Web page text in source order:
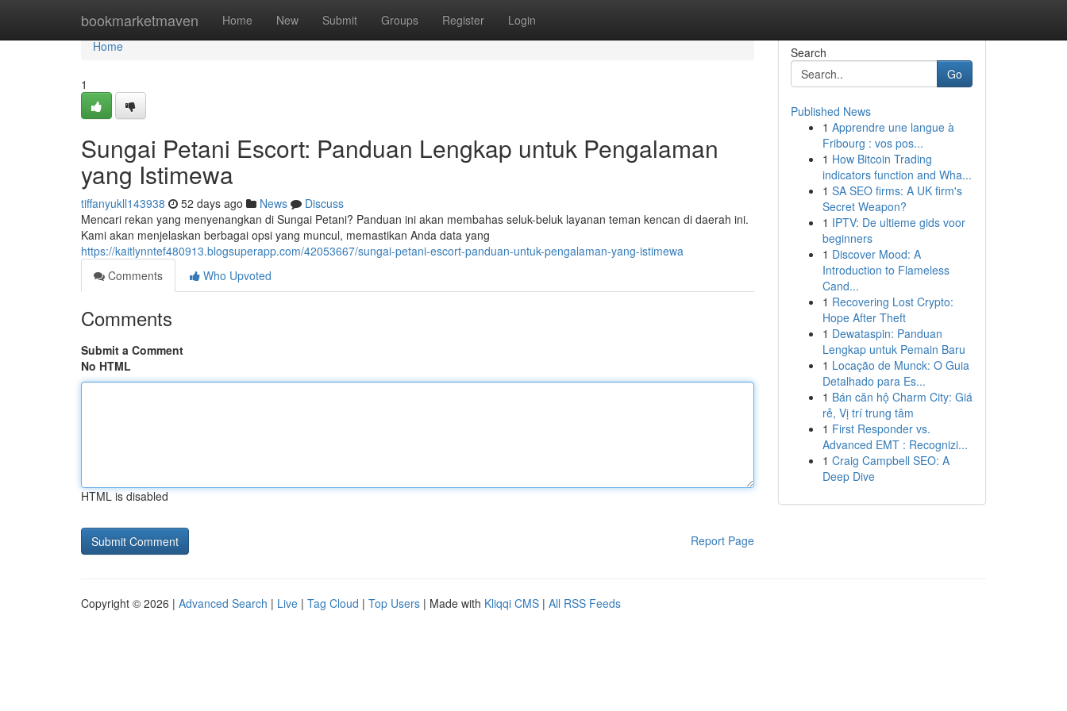
bookmarketmaven Home New Submit Groups Register Login
Home
Home
1
Sungai Petani Escort: Panduan Lengkap untuk Pengalaman
yang Istimewa
tiffanyukll143938 52 days ago News
Discuss
Mencari rekan yang menyenangkan di Sungai Petani? Panduan ini akan membahas seluk-beluk layanan teman kencan di daerah ini.
Kami akan menjelaskan berbagai opsi yang muncul, memastikan Anda data yang
https://kaitlynntef480913.blogsuperapp.com/42053667/sungai-petani-escort-panduan-untuk-pengalaman-yang-istimewa
Comments
Who Upvoted
Comments
Submit a Comment
No HTML
HTML is disabled
Report Page
Search
Go
Published News
1 Apprendre une langue à
Fribourg : vos pos...
1 How Bitcoin Trading
indicators function and Wha...
1 SA SEO firms: A UK firm's
Secret Weapon?
1 IPTV: De ultieme gids voor
beginners
1 Discover Mood: A
Introduction to Flameless
Cand...
1 Recovering Lost Crypto:
Hope After Theft
1 Dewataspin: Panduan
Lengkap untuk Pemain Baru
1 Locação de Munck: O Guia
Detalhado para Es...
1 Bán căn hộ Charm City: Giá
rẻ, Vị trí trung tâm
1 First Responder vs.
Advanced EMT : Recognizi...
1 Craig Campbell SEO: A
Deep Dive
Copyright © 2026 | Advanced Search | Live | Tag Cloud | Top Users | Made with Kliqqi CMS | All RSS Feeds